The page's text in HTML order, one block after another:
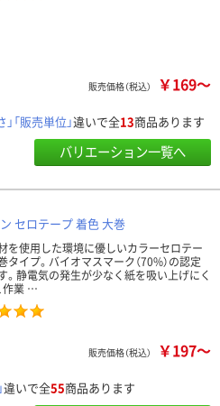
販売価格（税込） ￥169～
「販売単位」違いで全13商品あります
バリエーション一覧へ
セロテープ 着色 大巻
を使用した環境に優しいカラーセロテー
タイプ。バイオマスマーク（70%）の認定
。静電気の発生が少なく紙を吸い上げにく
作業 …
販売価格（税込） ￥197～
違いで全55商品あります